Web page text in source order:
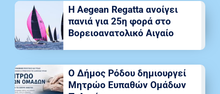
Η Aegean Regatta ανοίγει
πανιά για 25η φορά στο
Βορειοανατολικό Αιγαίο
Ο Δήμος Ρόδου δημιουργεί
Μητρώο Ευπαθών Ομάδων